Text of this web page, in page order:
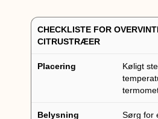
CHECKLISTE FOR
CITRUSTRÆER
Placering
Køligt
Belysning Sørg for